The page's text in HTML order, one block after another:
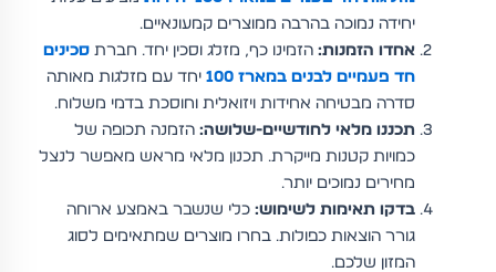
יחידה נמוכה בהרבה ממוצרים קמעונאיים.
אחדו הזמנות: הזמינו כף, מזלג וסכין יחד. חברתסכינים
חד פעמיים לבנים במארז 100
יחד עם מזלגות מאותה
סדרה מבטיחה אחידות ויזואלית וחוסכת בדמי משלוח.
תכננו מלאי לחודשיים-שלושה: הזמנה תכופה של
כמויות קטנות מייקרת. תכנון מלאי מראש מאפשר לנצל
מחירים נמוכים יותר.
בדקו תאימות לשימוש: כלי שנשבר באמצע ארוחה
גורר הוצאות כפולות. בחרו מוצרים שמתאימים לסוג
המזון שלכם.